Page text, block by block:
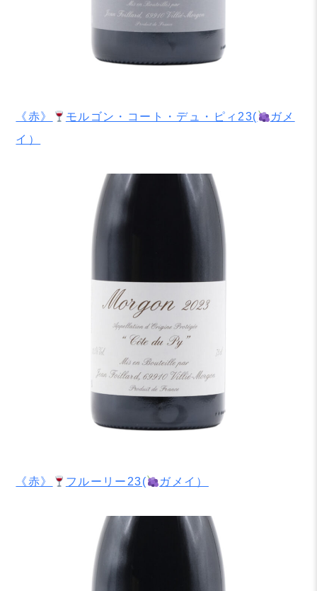
《赤》 モルゴン・コート・デュ・ピィ23(
ガメ
イ）
《赤》 フルーリー23( ガメイ）